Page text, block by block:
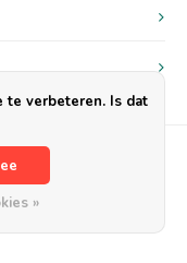
te verbeteren. Is dat
»